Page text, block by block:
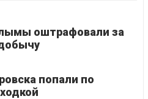
оштрафовали за
попали по